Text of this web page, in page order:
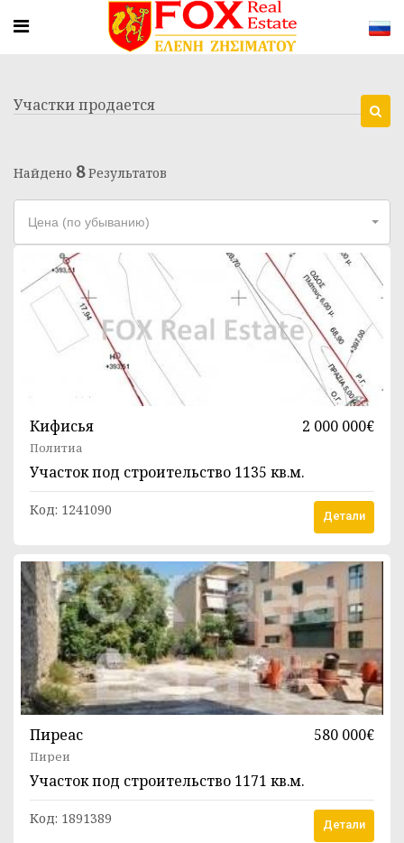
Участки продается
Найдено 8Результатов
Цена (по убыванию)
Кифисья 2 000 000€
Политиа
Участок под строительство 1135 кв.м.
Код: 1241090 Детали
Пиреас 580 000€
Пиреи
Участок под строительство 1171 кв.м.
Код: 1891389 Детали